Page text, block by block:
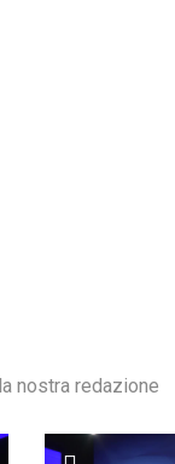
nostra redazione